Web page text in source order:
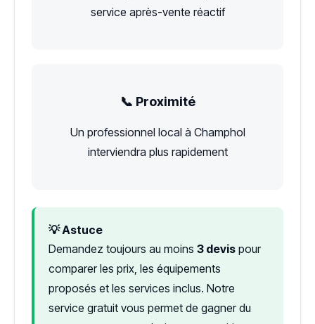
service après-vente réactif
📞 Proximité
Un professionnel local à Champhol
interviendra plus rapidement
💡 Astuce
Demandez toujours au moins 3 devis pour
comparer les prix, les équipements
proposés et les services inclus. Notre
service gratuit vous permet de gagner du